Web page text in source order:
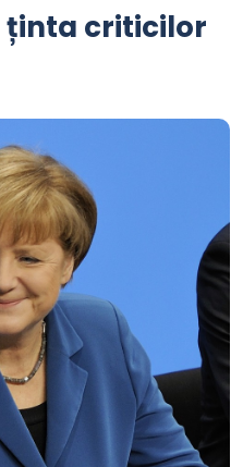
ținta criticilor